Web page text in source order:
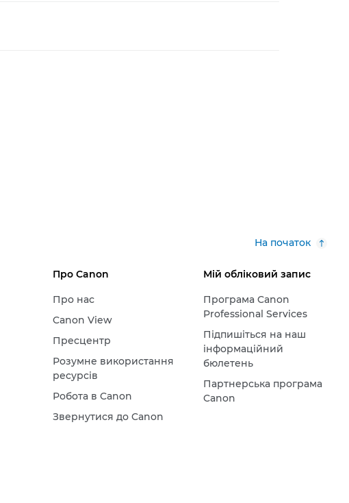
На початок
Про Canon
Про нас
Canon View
Пресцентр
Розумне використання
ресурсів
Робота в Canon
Звернутися до Canon
Мій обліковий запис
Програма Canon
Professional Services
Підпишіться на наш
інформаційний
бюлетень
Партнерська програма
Canon